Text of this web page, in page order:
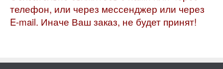
телефон, или через мессенджер или через
E-mail. Иначе Ваш заказ, не будет принят!